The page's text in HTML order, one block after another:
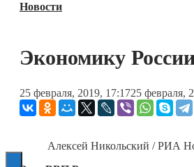
Блокчейн
ESG
Новости
Экономику
25 февраля, 2019, 17:1725 февраля,
Алексей Никольский / РИА